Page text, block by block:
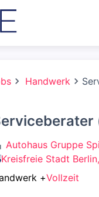
Handwerk
Autohaus Gruppe
Kreisfreie Stadt
+Vollzeit